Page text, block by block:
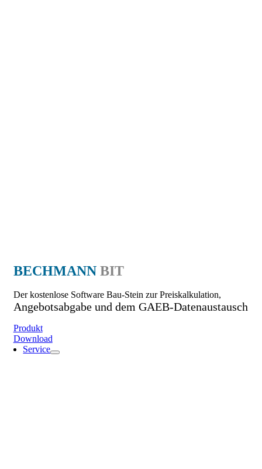
BECHMANN BIT
Der kostenlose Software Bau-Stein zur Preiskalkulation,
Angebotsabgabe und dem GAEB-Datenaustausch
Produkt
Download
Service